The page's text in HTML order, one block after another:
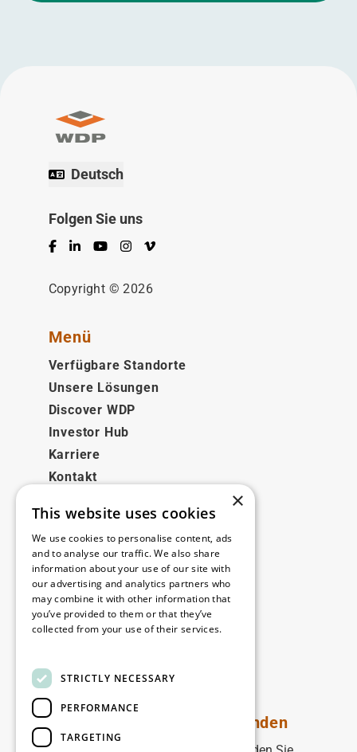
Deutsch
Folgen Sie uns
Facebook
LinkedInYouTubeInstagram
Vimeo
Copyright © 2026
Menü
Verfügbare Standorte
Unsere Lösungen
Discover WDP
Investor Hub
Karriere
Kontakt
Rechtliches
Disclaimer
Privacy policy
Cookie policy
Kontakt
Bleiben Sie auf dem Laufenden
×
This website uses cookies
We use cookies to personalise content, ads
and to analyse our traffic. We also share
information about your use of our site with
our advertising and analytics partners who
may combine it with other information that
you’ve provided to them or that they’ve
collected from your use of their services.
STRICTLY NECESSARY
PERFORMANCE
TARGETING